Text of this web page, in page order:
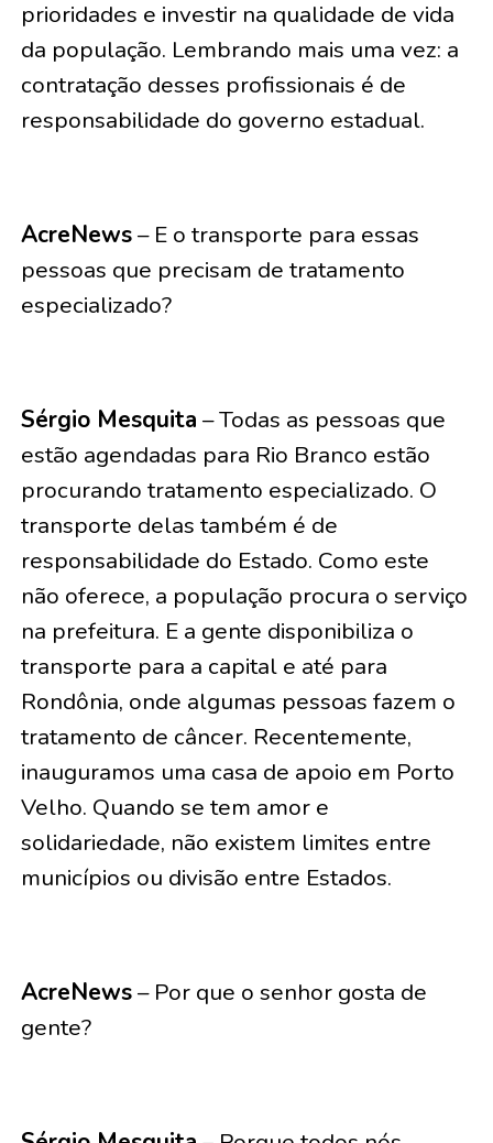
prioridades e investir na qualidade de vida
da população. Lembrando mais uma vez: a
contratação desses profissionais é de
responsabilidade do governo estadual.
AcreNews– E o transporte para essas
pessoas que precisam de tratamento
especializado?
Sérgio Mesquita – Todas as pessoas que
estão agendadas para Rio Branco estão
procurando tratamento especializado. O
transporte delas também é de
responsabilidade do Estado. Como este
não oferece, a população procura o serviço
na prefeitura. E a gente disponibiliza o
transporte para a capital e até para
Rondônia, onde algumas pessoas fazem o
tratamento de câncer. Recentemente,
inauguramos uma casa de apoio em Porto
Velho. Quando se tem amor e
solidariedade, não existem limites entre
municípios ou divisão entre Estados.
AcreNews– Por que o senhor gosta de
gente?